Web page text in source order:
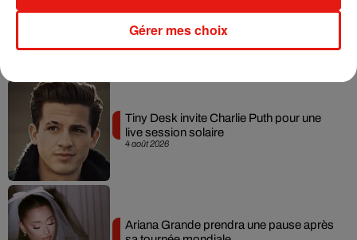
5 août 2026
Benny Blanco invite Selena Gomez et
Becky G sur son nouveau single
4 août 2026
Tiny Desk invite Charlie Puth pour une
live session solaire
Ariana Grande prendra une pause après
Gérer mes choix